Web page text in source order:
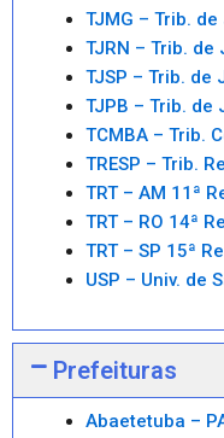
TJMG – Trib.
TJRN – Trib. de
TJSP – Trib. de
TJPB – Trib.
TCMBA – Trib.
TRESP – Trib.
TRT – AM 11ª
TRT – RO 14ª
TRT – SP 15ª
USP – Univ. de
Prefeituras
Abaetetuba –